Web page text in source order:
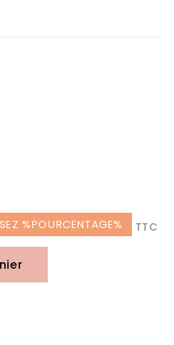
%POURCENTAGE% TTC